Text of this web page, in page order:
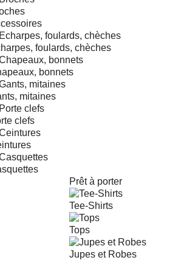
foulards, chèches
bonnets
mitaines
clefs
Prêt à porter
Tee-Shirts
Tops
Jupes et Robes